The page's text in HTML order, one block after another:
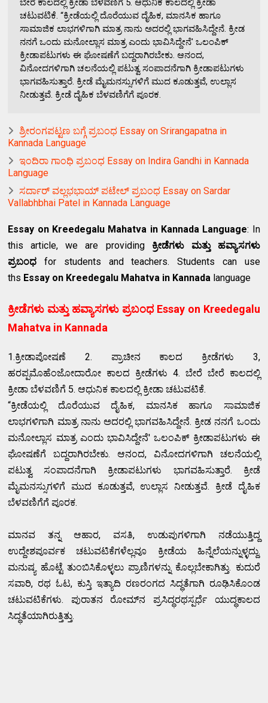
ಬೇರೆ ಕಾಲದಲ್ಲಿ ಕ್ರೀಡಾ ಬೆಳವಣಿಗೆ 5. ಆಧುನಿಕ ಕಾಲದಲ್ಲಿ ಕ್ರೀಡಾ
ಚಟುವಟಿಕೆ. “ಕ್ರೀಡೆಯಲ್ಲಿ ದೊರೆಯುವ ದೈಹಿಕ, ಮಾನಸಿಕ ಹಾಗೂ
ಸಾಮಾಜಿಕ ಲಾಭಗಳಿಗಾಗಿ ಮಾತ್ರ ನಾನು ಅದರಲ್ಲಿ ಭಾಗವಹಿಸಿದ್ದೇನೆ. ಕ್ರೀಡ
ನನಗೆ ಒಂದು ಮನೋಲ್ಲಾಸ ಮಾತ್ರ ಎಂದು ಭಾವಿಸಿದ್ದೇನೆ' ಒಲಂಪಿಕ್
ಕ್ರೀಡಾಪಟುಗಳು ಈ ಘೋಷಣೆಗೆ ಬದ್ದರಾಗಿರಬೇಕು. ಆನಂದ,
ವಿನೋದಗಳಿಗಾಗಿ ಚಲನೆಯಲ್ಲಿ ಪಟುತ್ವ ಸಂಪಾದನೆಗಾಗಿ ಕ್ರೀಡಾಪಟುಗಳು
ಭಾಗವಹಿಸುತ್ತಾರೆ. ಕ್ರೀಡೆ ಮೈಮನಸ್ಸುಗಳಿಗೆ ಮುದ ಕೂಡುತ್ತವೆ, ಉಲ್ಲಾಸ
ನೀಡುತ್ತವೆ. ಕ್ರೀಡೆ ದೈಹಿಕ ಬೆಳವಣಿಗೆಗೆ ಪೂರಕ.
ಶ್ರೀರಂಗಪಟ್ಟಣ ಬಗ್ಗೆ ಪ್ರಬಂಧ Essay on Srirangapatna in
Kannada Language
ಇಂದಿರಾ ಗಾಂಧಿ ಪ್ರಬಂಧ Essay on Indira Gandhi in Kannada
Language
ಸರ್ದಾರ್ ವಲ್ಲಭಭಾಯ್ ಪಟೇಲ್ ಪ್ರಬಂಧ Essay on Sardar
Vallabhbhai Patel in Kannada Language
Essay on Kreedegalu Mahatva in Kannada Language: In
this article, we are providing ಕ್ರೀಡೆಗಳು ಮತ್ತು ಹವ್ಯಾಸಗಳು
ಪ್ರಬಂಧ for students and teachers. Students can use
ths Essay on Kreedegalu Mahatva in Kannada language
ಕ್ರೀಡೆಗಳು ಮತ್ತು ಹವ್ಯಾಸಗಳು ಪ್ರಬಂಧ Essay on Kreedegalu
Mahatva in Kannada
1.ಕ್ರೀಡಾಪೋಷಣೆ 2. ಪ್ರಾಚೀನ ಕಾಲದ ಕ್ರೀಡೆಗಳು 3,
ಹರಪ್ಪಮೊಹೆಂಜೋದಾರೋ ಕಾಲದ ಕ್ರೀಡೆಗಳು 4. ಬೇರೆ ಬೇರೆ ಕಾಲದಲ್ಲಿ
ಕ್ರೀಡಾ ಬೆಳವಣಿಗೆ 5. ಆಧುನಿಕ ಕಾಲದಲ್ಲಿ ಕ್ರೀಡಾ ಚಟುವಟಿಕೆ.
“ಕ್ರೀಡೆಯಲ್ಲಿ ದೊರೆಯುವ ದೈಹಿಕ, ಮಾನಸಿಕ ಹಾಗೂ ಸಾಮಾಜಿಕ
ಲಾಭಗಳಿಗಾಗಿ ಮಾತ್ರ ನಾನು ಅದರಲ್ಲಿ ಭಾಗವಹಿಸಿದ್ದೇನೆ. ಕ್ರೀಡ ನನಗೆ ಒಂದು
ಮನೋಲ್ಲಾಸ ಮಾತ್ರ ಎಂದು ಭಾವಿಸಿದ್ದೇನೆ' ಒಲಂಪಿಕ್ ಕ್ರೀಡಾಪಟುಗಳು ಈ
ಘೋಷಣೆಗೆ ಬದ್ದರಾಗಿರಬೇಕು. ಆನಂದ, ವಿನೋದಗಳಿಗಾಗಿ ಚಲನೆಯಲ್ಲಿ
ಪಟುತ್ವ ಸಂಪಾದನೆಗಾಗಿ ಕ್ರೀಡಾಪಟುಗಳು ಭಾಗವಹಿಸುತ್ತಾರೆ. ಕ್ರೀಡೆ
ಮೈಮನಸ್ಸುಗಳಿಗೆ ಮುದ ಕೂಡುತ್ತವೆ, ಉಲ್ಲಾಸ ನೀಡುತ್ತವೆ. ಕ್ರೀಡೆ ದೈಹಿಕ
ಬೆಳವಣಿಗೆಗೆ ಪೂರಕ.
ಮಾನವ ತನ್ನ ಆಹಾರ, ವಸತಿ, ಉಡುಪುಗಳಿಗಾಗಿ ನಡೆಯುತ್ತಿದ್ದ
ಉದ್ದೇಶಪೂರ್ವಕ ಚಟುವಟಿಕೆಗಳೆಲ್ಲವೂ ಕ್ರೀಡೆಯ ಹಿನ್ನೆಲೆಯನ್ನುಳ್ಳದ್ದು.
ಮನುಷ್ಯ ಹೊಟ್ಟೆ ತುಂಬಿಸಿಕೊಳ್ಳಲು ಪ್ರಾಣಿಗಳನ್ನು ಕೊಲ್ಲಬೇಕಾಗಿತ್ತು. ಕುದುರೆ
ಸವಾರಿ, ರಥ ಓಟ, ಕುಸ್ತಿ ಇತ್ಯಾದಿ ರಣರಂಗದ ಸಿದ್ಧತೆಗಾಗಿ ರೂಢಿಸಿಕೊಂಡ
ಚಟುವಟಿಕೆಗಳು. ಪುರಾತನ ರೋಮ್‌ನ ಪ್ರಸಿದ್ಧರಥಸ್ಪರ್ಧೆ ಯುದ್ಧಕಾಲದ
ಸಿದ್ಧತೆಯಾಗಿರುತ್ತಿತ್ತು.